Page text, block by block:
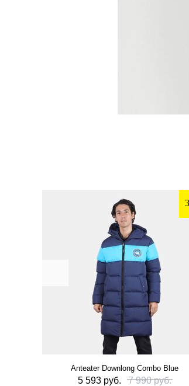
Anteater Downlong Combo Blue
5 593 руб. 7 990 руб.